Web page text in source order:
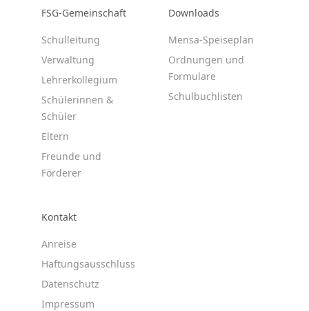
FSG-Gemeinschaft
Schulleitung
Verwaltung
Lehrerkollegium
Schülerinnen &
Schüler
Eltern
Freunde und
Förderer
Downloads
Mensa-Speiseplan
Ordnungen und
Formulare
Schulbuchlisten
Kontakt
Anreise
Haftungsausschluss
Datenschutz
Impressum